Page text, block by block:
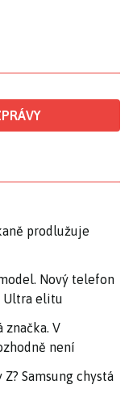
prodlužuje
Nový telefon
Ultra elitu
značka. V
není
Samsung chystá